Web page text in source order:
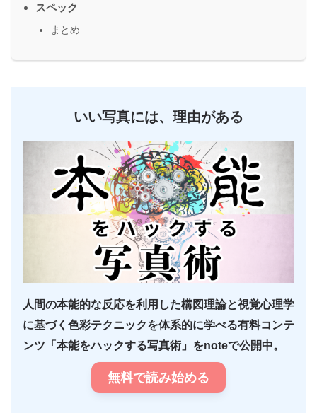
スペック
まとめ
いい写真には、理由がある
人間の本能的な反応を利用した構図理論と視覚心理学
に基づく色彩テクニックを体系的に学べる有料コンテ
ンツ「本能をハックする写真術」をnoteで公開中。
無料で読み始める